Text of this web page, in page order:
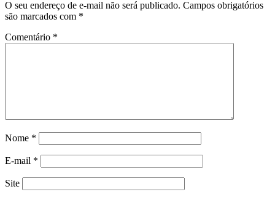
O seu endereço de e-mail não será publicado. Campos obrigatórios
são marcados com *
Comentário *
Nome *
E-mail *
Site